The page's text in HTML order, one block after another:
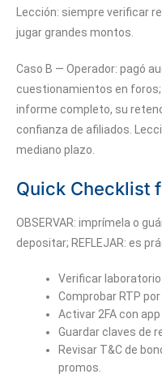
Lección: siempre verificar
jugar grandes montos.
Caso B — Operador: pagó
cuestionamientos en foros;
informe completo, su
confianza de afiliados.
mediano plazo.
Quick Checklist
OBSERVAR: imprímela o
depositar; REFLEJAR: es
Verificar
Comprobar RTP
Activar 2FA con
Guardar claves de
Revisar T&C de
promos.